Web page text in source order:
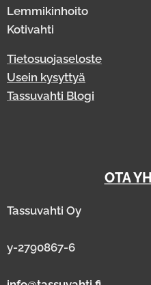
Lemmikinhoito
Kotivahti
Tietosuojaseloste
Usein kysyttyä
Tassuvahti Blogi
OTA
Tassuvahti Oy
y-2790867-6